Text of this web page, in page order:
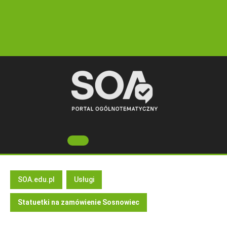
Open
Button
SOA.edu.pl Usługi
Statuetki na zamówienie Sosnowiec